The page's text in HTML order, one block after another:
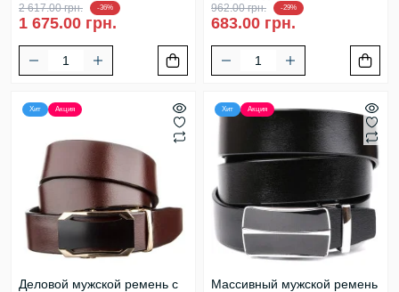
2 617.00 грн. -36%
1 675.00 грн.
962.00 грн. -29%
683.00 грн.
Хит Акция
Деловой мужской ремень с
Хит Акция
Массивный мужской ремень